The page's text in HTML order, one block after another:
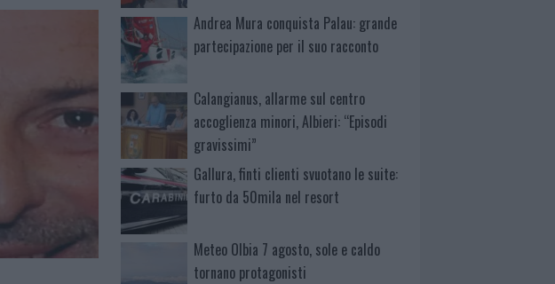
Andrea Mura conquista Palau: grande
partecipazione per il suo racconto
Calangianus, allarme sul centro
accoglienza minori, Albieri: “Episodi
gravissimi”
Gallura, finti clienti svuotano le suite:
furto da 50mila nel resort
Meteo Olbia 7 agosto, sole e caldo
tornano protagonisti